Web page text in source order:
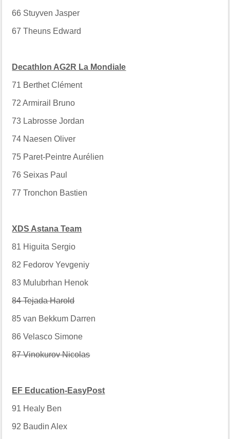
66 Stuyven Jasper
67 Theuns Edward
Decathlon AG2R La Mondiale
71 Berthet Clément
72 Armirail Bruno
73 Labrosse Jordan
74 Naesen Oliver
75 Paret-Peintre Aurélien
76 Seixas Paul
77 Tronchon Bastien
XDS Astana Team
81 Higuita Sergio
82 Fedorov Yevgeniy
83 Mulubrhan Henok
84 Tejada Harold
85 van Bekkum Darren
86 Velasco Simone
87 Vinokurov Nicolas
EF Education-EasyPost
91 Healy Ben
92 Baudin Alex